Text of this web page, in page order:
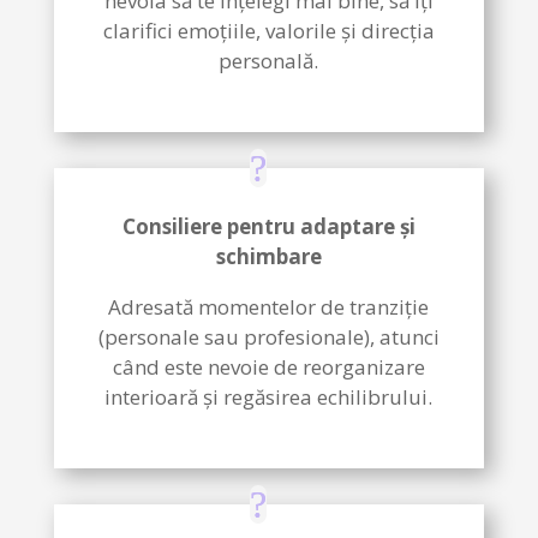
clarifici emoțiile, valorile și direcția
personală.
Consiliere pentru adaptare și
schimbare
Adresată momentelor de tranziție
(personale sau profesionale), atunci
când este nevoie de reorganizare
interioară și regăsirea echilibrului.